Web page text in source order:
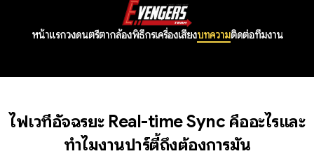
หน้าแรกวงดนตรีตากล้องพิธีกรเครื่องเสียงบทความติดต่อทีมงาน
ไฟเวทีอัจฉริยะ Real-time Sync คืออะไรและ
ทำไมงานปาร์ตี้ถึงต้องการมัน